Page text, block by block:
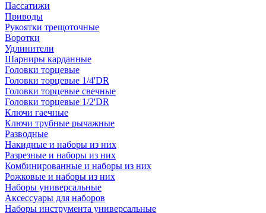
Пассатижи
Приводы
Рукоятки трещоточные
Воротки
Удлинители
Шарниры карданные
Головки торцевые
Головки торцевые 1/4'DR
Головки торцевые свечные
Головки торцевые 1/2'DR
Ключи гаечные
Ключи трубные рычажные
Разводные
Накидные и наборы из них
Разрезные и наборы из них
Комбинированные и наборы из них
Рожковые и наборы из них
Наборы универсальные
Аксессуары для наборов
Наборы инструмента универсальные